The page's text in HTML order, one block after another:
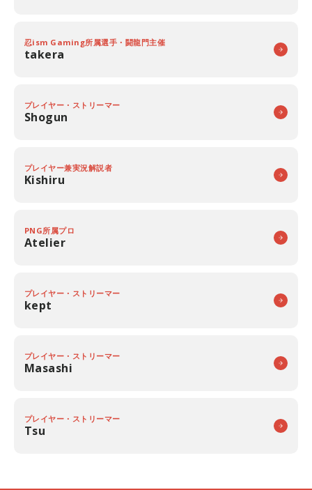
忍ism Gaming所属選手・闘龍門主催
takera
プレイヤー・ストリーマー
Shogun
プレイヤー兼実況解説者
Kishiru
PNG所属プロ
Atelier
プレイヤー・ストリーマー
kept
プレイヤー・ストリーマー
Masashi
プレイヤー・ストリーマー
Tsu